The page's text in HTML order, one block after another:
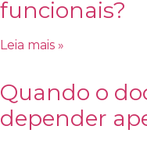
funcionais?
Leia mais »
Quando o
depender